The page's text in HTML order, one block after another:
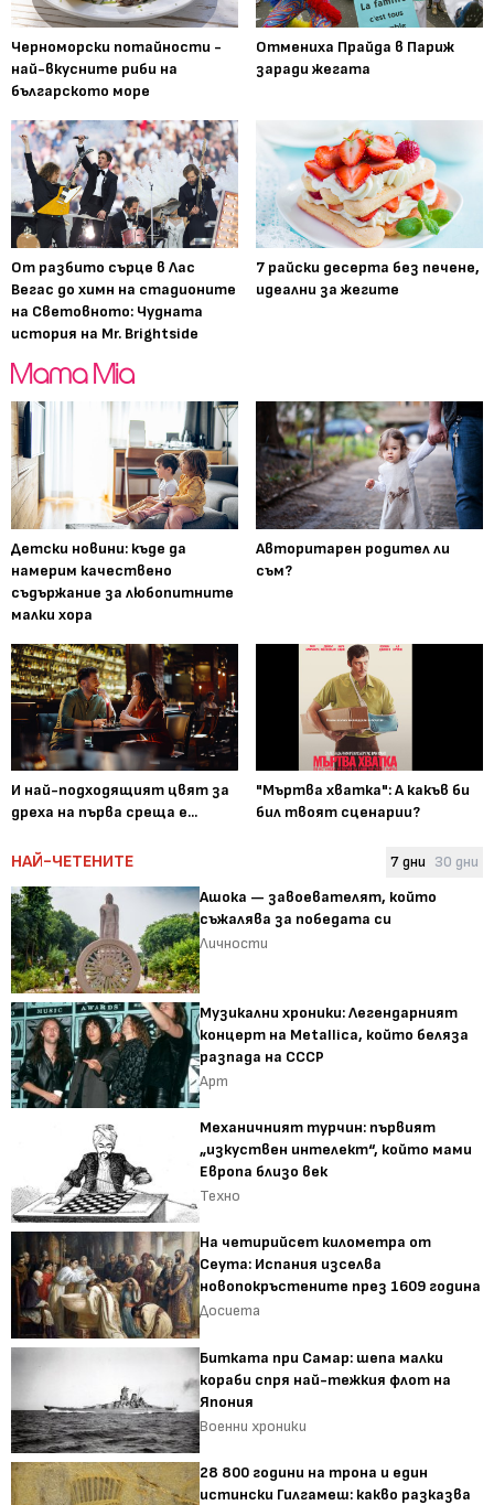
Черноморски потайности -
най-вкусните риби на
българското море
Отмениха Прайда в Париж
заради жегата
От разбито сърце в Лас
Вегас до химн на стадионите
на Световното: Чудната
история на Mr. Brightside
7 райски десерта без печене,
идеални за жегите
Детски новини: къде да
намерим качествено
съдържание за любопитните
малки хора
Авторитарен родител ли
съм?
И най-подходящият цвят за
дреха на първа среща е...
"Мъртва хватка": А какъв би
бил твоят сценарии?
НАЙ-ЧЕТЕНИТЕ 7 дни 30 дни
Ашока — завоевателят, който
съжалява за победата си
Личности
Музикални хроники: Легендарният
концерт на Metallica, който беляза
разпада на СССР
Арт
Механичният турчин: първият
„изкуствен интелект“, който мами
Европа близо век
Техно
На четирийсет километра от
Сеута: Испания изселва
новопокръстените през 1609 година
Досиета
Битката при Самар: шепа малки
кораби спря най-тежкия флот на
Япония
Военни хроники
28 800 години на трона и един
истински Гилгамеш: какво разказва